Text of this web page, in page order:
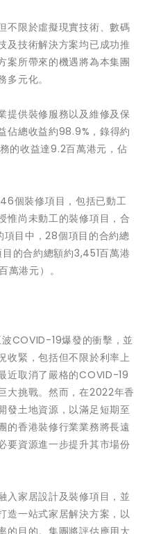
不限於虛擬現實技術、數碼
及技術解決方案均已成功推
案所帶來的機遇將為本集團
元化。
提供裝修服務以及維修及保
佔總收益約98.9%，錄得約
的收益達9.2百萬港元，佔
個裝修項目，包括已動工
惟尚未動工的裝修項目，合
目中，28個項目的合約總
的合約總額約3,451百萬港
萬港元）。
COVID-19爆發的衝擊，並
收緊，包括但不限於利率上
近取消了嚴格的COVID-19
大挑戰。然而，在2022年香
發土地資源，以滿足短期至
的香港裝修行業業務將長遠
要資源進一步提升其市場份
入家居設計及裝修項目，並
造一站式家居解決方案，以
的目的。集團將評估應用大